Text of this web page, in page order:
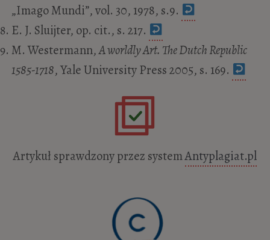
„Imago Mundi”, vol. 30, 1978, s.9.
E. J. Sluijter, op. cit., s. 217.
M. Westermann,A worldly Art. The Dutch Republic
1585-1718, Yale University Press 2005, s. 169.
Artykuł sprawdzony przez systemAntyplagiat.pl